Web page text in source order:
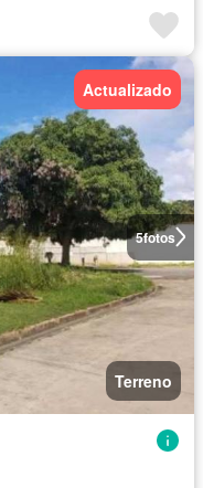
5fotos
Actualizado
Terreno